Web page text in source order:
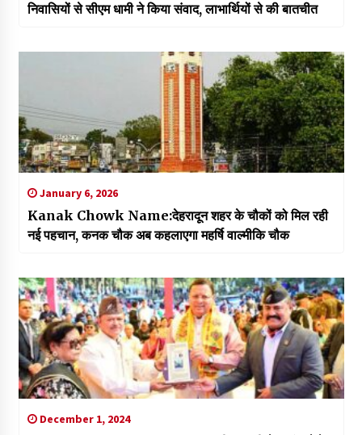
निवासियों से सीएम धामी ने किया संवाद, लाभार्थियों से की बातचीत
January 6, 2026
Kanak Chowk Name:देहरादून शहर के चौकों को मिल रही
नई पहचान, कनक चौक अब कहलाएगा महर्षि वाल्मीकि चौक
December 1, 2024